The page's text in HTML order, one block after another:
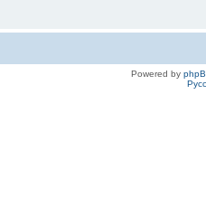
Powered by